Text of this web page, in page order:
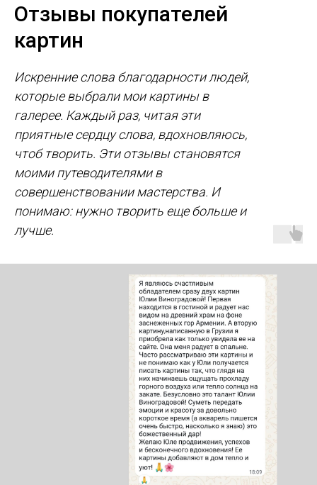
Отзывы покупателей
картин
Искренние слова благодарности людей,
которые выбрали мои картины в
галерее. Каждый раз, читая эти
приятные сердцу слова, вдохновляюсь,
чтоб творить. Эти отзывы становятся
моими путеводителями в
совершенствовании мастерства. И
понимаю: нужно творить еще больше и
лучше.